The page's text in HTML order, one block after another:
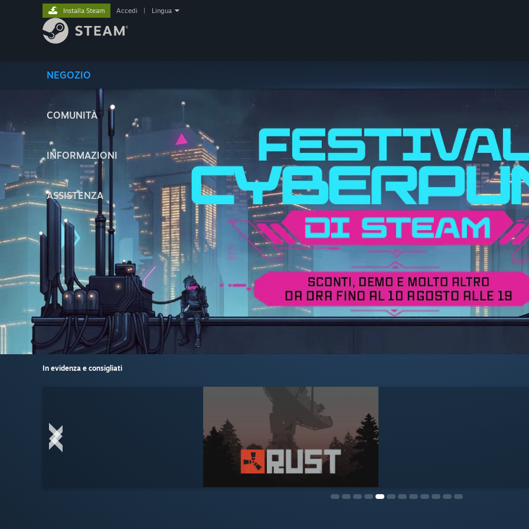
NEGOZIO
COMUNITÀ
INFORMAZIONI
ASSISTENZA
Installa Steam Accedi Lingua
In evidenza e consigliati